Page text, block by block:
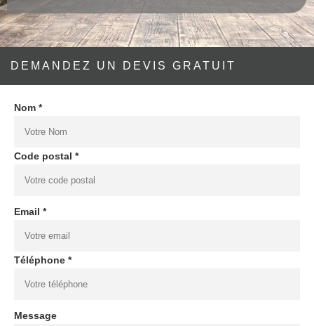
DEMANDEZ UN DEVIS GRATUIT
Nom *
Code postal *
Email *
Téléphone *
Message